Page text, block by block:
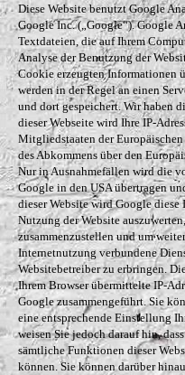
Diese Website benutzt Google
Google Inc. („Google“). Google
Textdateien, die auf Ihrem
Analyse der Benutzung der
Cookie erzeugten Informationen
werden in der Regel an einen
und dort gespeichert. Wir haben
dieser Webseite wird Ihre IP-
Mitgliedstaaten der
des Abkommens über den
Nur in Ausnahmefällen wird die
Google in den USA übertragen
dieser Website wird Google
Nutzung der Website
zusammenzustellen und um
Internetnutzung verbundene
Websitebetreiber zu erbringen.
Ihrem Browser übermittelte IP-
Google zusammengeführt. Sie
eine entsprechende Einstellung
weisen Sie jedoch darauf hin,
sämtliche Funktionen dieser
können. Sie können darüber